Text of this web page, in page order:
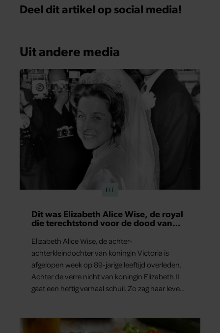
Deel dit artikel op social media!
Uit andere media
FIT
Dit was Elizabeth Alice Wise, de royal
die terechtstond voor de dood van
Elizabeth Alice Wise, de achter-
achterkleindochter van koningin Victoria is
afgelopen week op 89-jarige leeftijd overleden.
Achter de verre nicht van koningin Elizabeth II
gaat een heftig verhaal schuil. Zo zag haar leven